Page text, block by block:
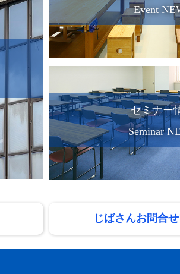
Event
セミナー
Seminar
じばさんお問合